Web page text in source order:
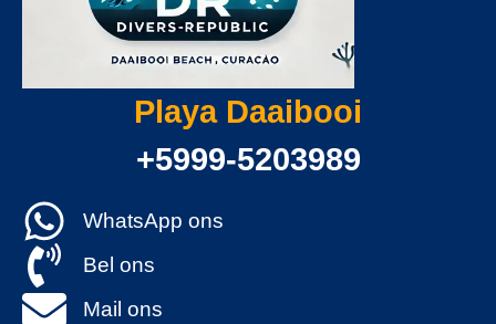
Playa Daaibooi
+5999-5203989
WhatsApp ons
Bel ons
Mail ons